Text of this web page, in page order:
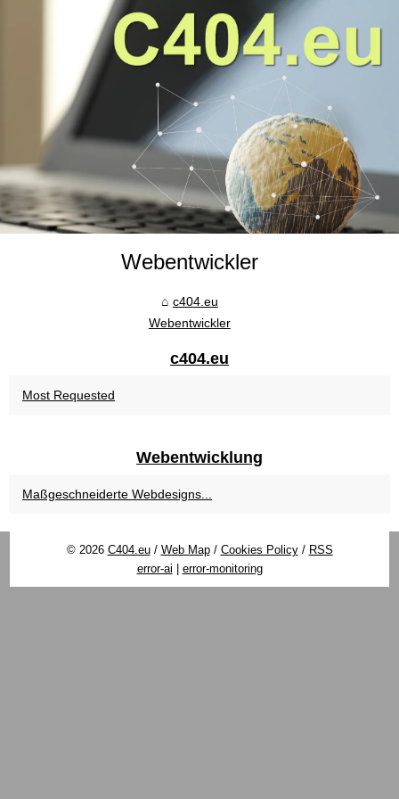
Webentwickler
c404.eu
Webentwickler
c404.eu
Most Requested
Webentwicklung
Maßgeschneiderte Webdesigns...
© 2026 C404.eu/ Web Map/ Cookies Policy/ RSS
error-ai | error-monitoring